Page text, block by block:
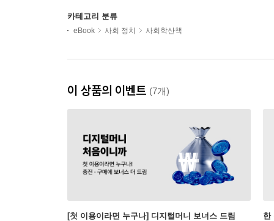
카테고리 분류
eBook 사회 정치 사회학산책
이 상품의 이벤트 (7개)
[첫 이용이라면 누구나] 디지털머니 보너스 드림 한